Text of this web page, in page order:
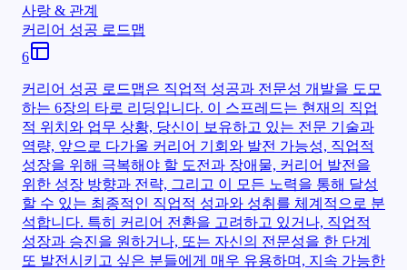
사랑 & 관계
커리어 성공 로드맵
6
커리어 성공 로드맵은 직업적 성공과 전문성 개발을 도모
하는 6장의 타로 리딩입니다. 이 스프레드는 현재의 직업
적 위치와 업무 상황, 당신이 보유하고 있는 전문 기술과
역량, 앞으로 다가올 커리어 기회와 발전 가능성, 직업적
성장을 위해 극복해야 할 도전과 장애물, 커리어 발전을
위한 성장 방향과 전략, 그리고 이 모든 노력을 통해 달성
할 수 있는 최종적인 직업적 성과와 성취를 체계적으로 분
석합니다. 특히 커리어 전환을 고려하고 있거나, 직업적
성장과 승진을 원하거나, 또는 자신의 전문성을 한 단계
또 발전시키고 싶은 분들에게 매우 유용하며, 지속 가능한